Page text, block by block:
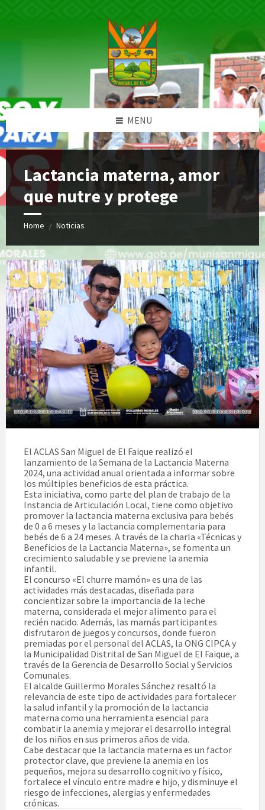
MENU
Lactancia materna, amor
que nutre y protege
Home / Noticias
El ACLAS San Miguel de El Faique realizó el
lanzamiento de la Semana de la Lactancia Materna
2024, una actividad anual orientada a informar sobre
los múltiples beneficios de esta práctica.
Esta iniciativa, como parte del plan de trabajo de la
Instancia de Articulación Local, tiene como objetivo
promover la lactancia materna exclusiva para bebés
de 0 a 6 meses y la lactancia complementaria para
bebés de 6 a 24 meses. A través de la charla «Técnicas y
Beneficios de la Lactancia Materna», se fomenta un
crecimiento saludable y se previene la anemia
infantil.
El concurso «El churre mamón» es una de las
actividades más destacadas, diseñada para
concientizar sobre la importancia de la leche
materna, considerada el mejor alimento para el
recién nacido. Además, las mamás participantes
disfrutaron de juegos y concursos, donde fueron
premiadas por el personal del ACLAS, la ONG CIPCA y
la Municipalidad Distrital de San Miguel de El Faique, a
través de la Gerencia de Desarrollo Social y Servicios
Comunales.
El alcalde Guillermo Morales Sánchez resaltó la
relevancia de este tipo de actividades para fortalecer
la salud infantil y la promoción de la lactancia
materna como una herramienta esencial para
combatir la anemia y mejorar el desarrollo integral
de los niños en sus primeros años de vida.
Cabe destacar que la lactancia materna es un factor
protector clave, que previene la anemia en los
pequeños, mejora su desarrollo cognitivo y físico,
fortalece el vínculo entre madre e hijo, y disminuye el
riesgo de infecciones, alergias y enfermedades
crónicas.